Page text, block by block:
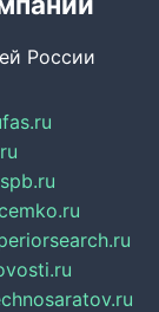
России
fas.ru